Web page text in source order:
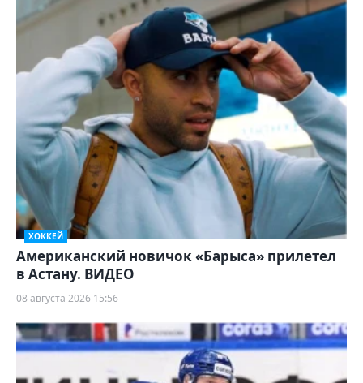
ХОККЕЙ
Американский новичок «Барыса» прилетел
в Астану. ВИДЕО
08 августа 2026 15:56